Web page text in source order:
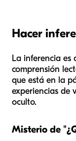
Hacer
La inferencia es
comprensión
que está en la
experiencias de
oculto.
Misterio de